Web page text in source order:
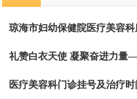
琼海市妇幼保健院医疗美容
礼赞白衣天使 凝聚奋进力量
医疗美容科门诊挂号及治疗